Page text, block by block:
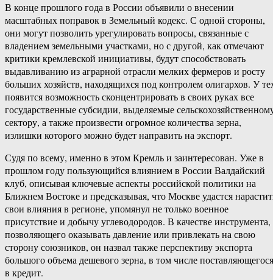
В конце прошлого года в России объявили о внесении
масштабных поправок в Земельный кодекс. С одной стороны,
они могут позволить урегулировать вопросы, связанные с
владением земельными участками, но с другой, как отмечают
критики кремлевской инициативы, будут способствовать
выдавливанию из аграрной отрасли мелких фермеров и росту
больших хозяйств, находящихся под контролем олигархов. У
появится возможность сконцентрировать в своих руках все
государственные субсидии, выделяемые
сектору, а также произвести огромное количества зерна,
излишки которого можно будет направить на экспорт.
Судя по всему, именно в этом Кремль и заинтересован. Уже в
прошлом году пользующийся влиянием в России Валдайский
клуб, описывая ключевые аспекты российской политики на
Ближнем Востоке и предсказывая, что Москве удастся
свои влияния в регионе, упомянул не только военное
присутствие и добычу углеводородов. В качестве инструмента,
позволяющего оказывать давление или привлекать на свою
сторону союзников, он назвал также перспективу экспорта
большого объема дешевого зерна, в том числе поставляющегося
в кредит.